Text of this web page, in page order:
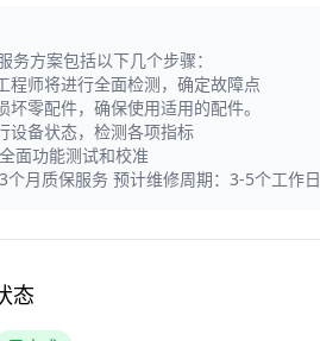
务方案包括以下几个步骤：
程师将进行全面检测，确定故障点
坏零配件，确保使用适用的配件。
设备状态，检测各项指标
面功能测试和校准
个月质保服务 预计维修周期：3-5个工作日
态